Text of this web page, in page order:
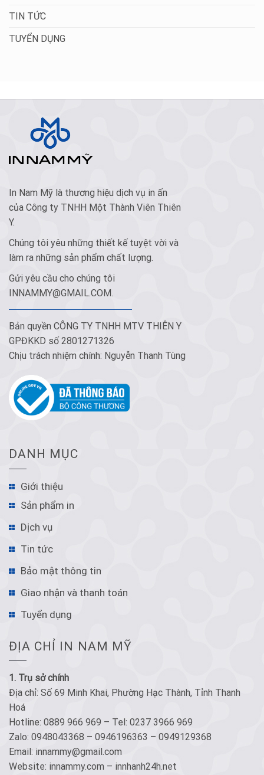
TIN TỨC
TUYỂN DỤNG
In Nam Mỹ là thương hiệu dịch vụ in ấn
của Công ty TNHH Một Thành Viên Thiên
Y.
Chúng tôi yêu những thiết kế tuyệt vời và
làm ra những sản phẩm chất lượng.
Gửi yêu cầu cho chúng tôi
INNAMMY@GMAIL.COM
Bản quyền CÔNG TY TNHH MTV THIÊN Y
GPĐKKD số 2801271326
Chịu trách nhiệm chính: Nguyễn Thanh Tùng
DANH MỤC
Giới thiệu
Sản phẩm in
Dịch vụ
Tin tức
Bảo mật thông tin
Giao nhận và thanh toán
Tuyển dụng
ĐỊA CHỈ IN NAM MỸ
1. Trụ sở chính
Địa chỉ: Số 69 Minh Khai, Phường Hạc Thành, Tỉnh Thanh
Hoá
Hotline: 0889 966 969 – Tel: 0237 3966 969
Zalo: 0948043368 – 0946196363 – 0949129368
Email: innammy@gmail.com
Website: innammy.com – innhanh24h.net